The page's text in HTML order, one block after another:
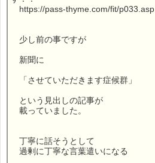
https://pass-thyme.com/fit/p033.asp
少し前の事ですが
新聞に
「させていただきます症候群」
という見出しの記事が
載っていました。
丁寧に話そうとして
過剰に丁寧な言葉遣いになる